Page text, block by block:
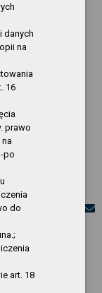
CW LAGUN..
danych
na
16
prawo
na
po
do
art. 18